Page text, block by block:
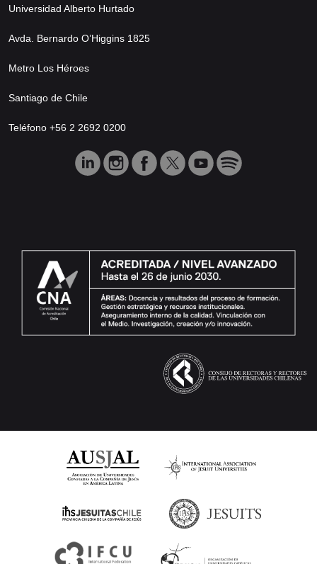
Universidad Alberto Hurtado
Avda. Bernardo O’Higgins 1825
Metro Los Héroes
Santiago de Chile
Teléfono +56 2 2692 0200